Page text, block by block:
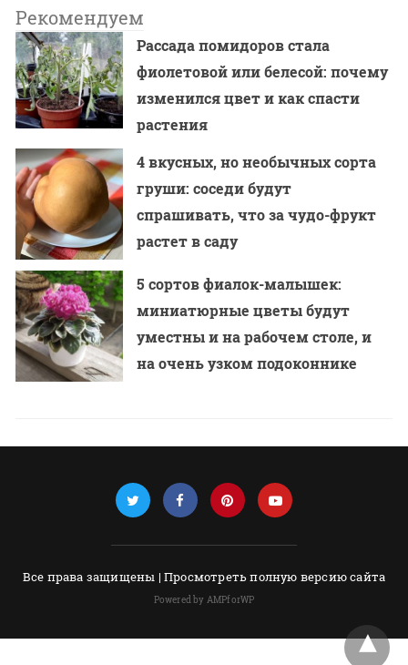
Рекомендуем
Рассада помидоров стала
фиолетовой или белесой: почему
изменился цвет и как спасти
растения
4 вкусных, но необычных сорта
груши: соседи будут
спрашивать, что за чудо-фрукт
растет в саду
5 сортов фиалок-малышек:
миниатюрные цветы будут
уместны и на рабочем столе, и
на очень узком подоконнике
Все права защищены | Просмотреть полную версию сайта
Powered by AMPforWP